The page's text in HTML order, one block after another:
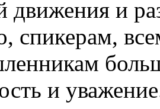
и
спикерам,
и